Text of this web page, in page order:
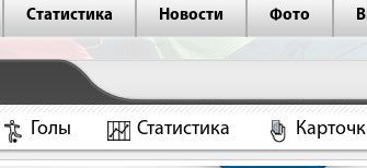
Статистика Новости Фото
Голы Статистика